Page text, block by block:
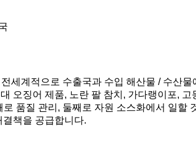
세계적으로 수출국과 수입 해산물 / 수산
오징어 제품, 노란 팔 참치, 가다랭이포,
품질 관리, 둘째로 자원 소스화에서 일할
책을 공급합니다.